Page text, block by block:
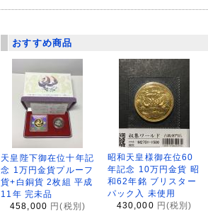
おすすめ商品
天皇陛下御在位十年記
念 1万円金貨プルーフ
貨+白銅貨 2枚組 平成
11年 完未品
458,000 円(税別)
昭和天皇様御在位60
年記念 10万円金貨 昭
和62年銘 ブリスター
パック入 未使用
430,000 円(税別)